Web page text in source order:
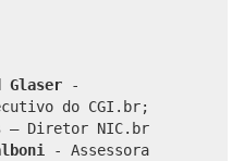
Glaser -
do CGI.br;
– Diretor NIC.br
- Assessora